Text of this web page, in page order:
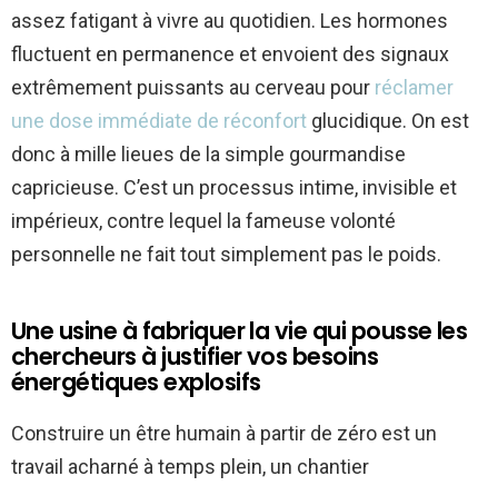
assez fatigant à vivre au quotidien. Les hormones
fluctuent en permanence et envoient des signaux
extrêmement puissants au cerveau pour réclamer
une dose immédiate de réconfort glucidique. On est
donc à mille lieues de la simple gourmandise
capricieuse. C’est un processus intime, invisible et
impérieux, contre lequel la fameuse volonté
personnelle ne fait tout simplement pas le poids.
Une usine à fabriquer la vie qui pousse les
chercheurs à justifier vos besoins
énergétiques explosifs
Construire un être humain à partir de zéro est un
travail acharné à temps plein, un chantier